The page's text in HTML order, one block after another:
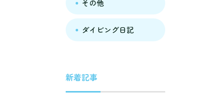
その他
ダイビング日記
新着記事